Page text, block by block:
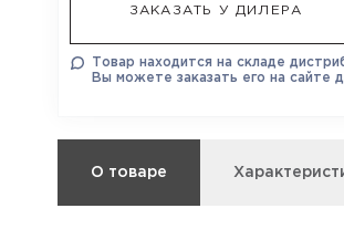
О товаре
ЗАКАЗАТЬ У ДИЛЕРА
Товар находится на складе
Вы можете заказать его на сайте